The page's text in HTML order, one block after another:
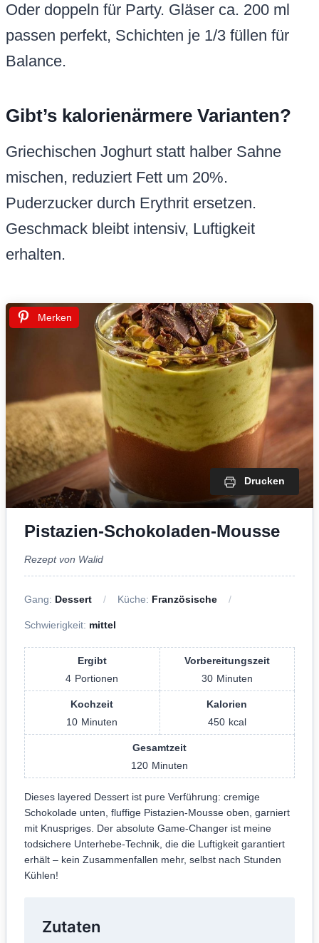
Oder doppeln für Party. Gläser ca. 200 ml
passen perfekt, Schichten je 1/3 füllen für
Balance.
Gibt’s kalorienärmere Varianten?
Griechischen Joghurt statt halber Sahne
mischen, reduziert Fett um 20%.
Puderzucker durch Erythrit ersetzen.
Geschmack bleibt intensiv, Luftigkeit
erhalten.
Merken
Drucken
Pistazien-Schokoladen-Mousse
Rezept von Walid
Gang: Dessert Küche: Französische
Schwierigkeit: mittel
Ergibt
4 Portionen
Vorbereitungszeit
30 Minuten
Kochzeit
10 Minuten
Kalorien
450 kcal
Gesamtzeit
120 Minuten
Dieses layered Dessert ist pure Verführung: cremige
Schokolade unten, fluffige Pistazien-Mousse oben, garniert
mit Knuspriges. Der absolute Game-Changer ist meine
todsichere Unterhebe-Technik, die die Luftigkeit garantiert
erhält – kein Zusammenfallen mehr, selbst nach Stunden
Kühlen!
Zutaten